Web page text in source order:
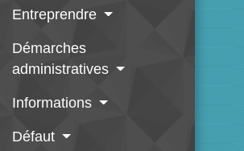
Entreprendre
Démarches
administratives
Informations
Défaut